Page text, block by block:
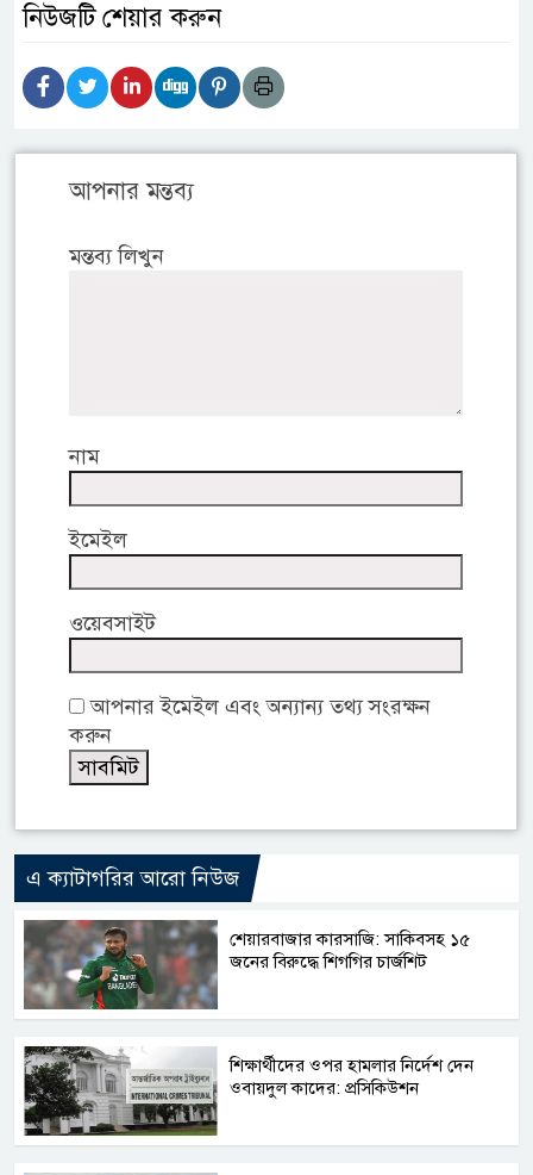
নিউজটি শেয়ার করুন
আপনার মন্তব্য
মন্তব্য লিখুন
নাম
ইমেইল
ওয়েবসাইট
আপনার ইমেইল এবং অন্যান্য তথ্য সংরক্ষন
করুন
এ ক্যাটাগরির আরো নিউজ
শেয়ারবাজার কারসাজি: সাকিবসহ ১৫
জনের বিরুদ্ধে শিগগির চার্জশিট
শিক্ষার্থীদের ওপর হামলার নির্দেশ দেন
ওবায়দুল কাদের: প্রসিকিউশন